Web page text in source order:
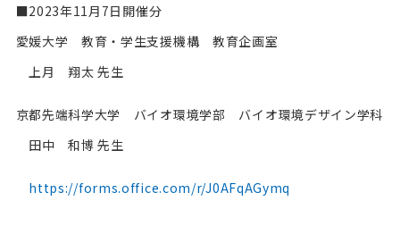
■2023年11月7日開催分
愛媛大学 教育・学生支援機構 教育企画室
上月 翔太 先生
京都先端科学大学 バイオ環境学部 バイオ環境デザイン学科
田中 和博 先生
https://forms.office.com/r/J0AFqAGymq